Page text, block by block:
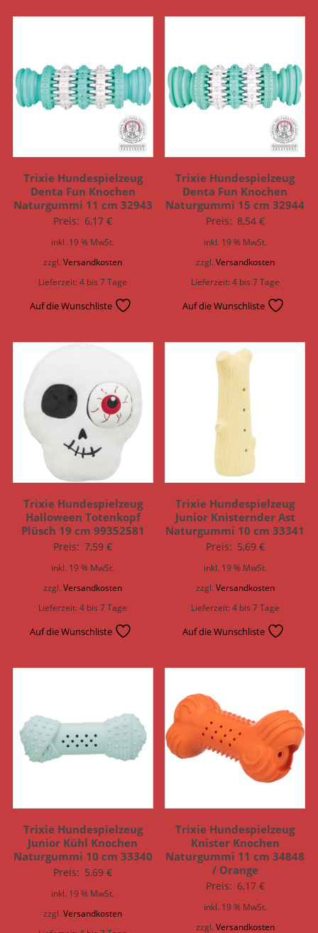
Trixie Hundespielzeug
Denta Fun Knochen
Naturgummi 11 cm 32943
Preis: 6,17€
inkl. 19 % MwSt.
zzgl.Versandkosten
Lieferzeit:4 bis 7 Tage
Auf die Wunschliste
Trixie Hundespielzeug
Denta Fun Knochen
Naturgummi 15 cm 32944
Preis: 8,54 €
inkl. 19 % MwSt.
zzgl. Versandkosten
Lieferzeit:4 bis 7 Tage
Auf die Wunschliste
Trixie Hundespielzeug
Halloween Totenkopf
Plüsch 19 cm 99352581
Preis: 7,59€
inkl. 19 % MwSt.
zzgl.Versandkosten
Lieferzeit:4 bis 7 Tage
Auf die Wunschliste
Trixie Hundespielzeug
Junior Knisternder Ast
Naturgummi 10 cm 33341
Preis: 5,69 €
inkl. 19 % MwSt.
zzgl. Versandkosten
Lieferzeit:4 bis 7 Tage
Auf die Wunschliste
Trixie Hundespielzeug
Junior Kühl Knochen
Naturgummi 10 cm 33340
Preis: 5,69€
inkl. 19 % MwSt.
zzgl.Versandkosten
Trixie Hundespielzeug
Knister Knochen
Naturgummi 11 cm 34848
/ Orange
Preis: 6,17 €
inkl. 19 % MwSt.
zzgl. Versandkosten